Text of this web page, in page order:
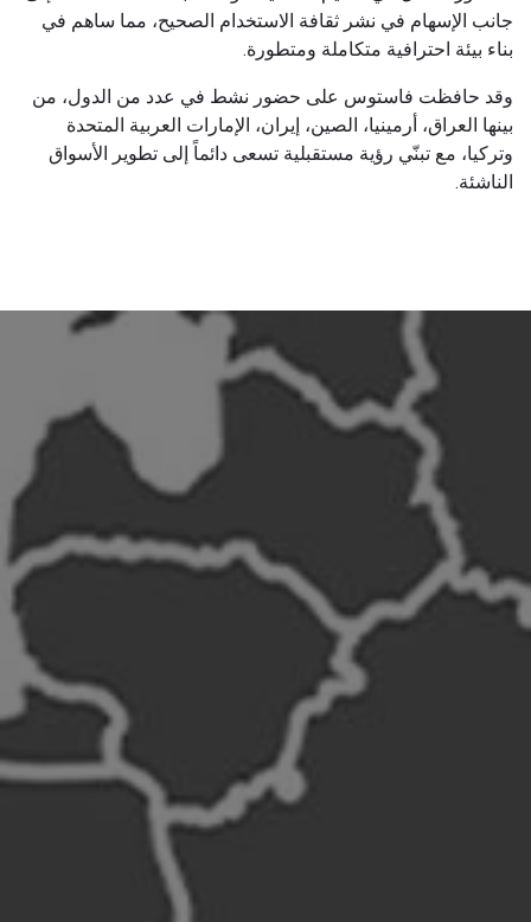
جانب الإسهام في نشر ثقافة الاستخدام الصحيح، مما ساهم في
بناء بيئة احترافية متكاملة ومتطورة.
وقد حافظت فاستوس على حضور نشط في عدد من الدول، من
بينها العراق، أرمينيا، الصين، إيران، الإمارات العربية المتحدة
وتركيا، مع تبنّي رؤية مستقبلية تسعى دائماً إلى تطوير الأسواق
الناشئة.